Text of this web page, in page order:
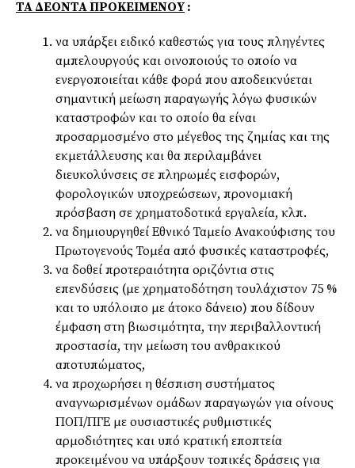
ΤΑ ΔΕΟΝΤΑ ΠΡΟΚΕΙΜΕΝΟΥ :
να υπάρξει ειδικό καθεστώς για τους πληγέντες
αμπελουργούς και οινοποιούς το οποίο να
ενεργοποιείται κάθε φορά που αποδεικνύεται
σημαντική μείωση παραγωγής λόγω φυσικών
καταστροφών και το οποίο θα είναι
προσαρμοσμένο στο μέγεθος της ζημίας και της
εκμετάλλευσης και θα περιλαμβάνει
διευκολύνσεις σε πληρωμές εισφορών,
φορολογικών υποχρεώσεων, προνομιακή
πρόσβαση σε χρηματοδοτικά εργαλεία, κλπ.
να δημιουργηθεί Εθνικό Ταμείο Ανακούφισης του
Πρωτογενούς Τομέα από φυσικές καταστροφές,
να δοθεί προτεραιότητα οριζόντια στις
επενδύσεις (με χρηματοδότηση τουλάχιστον 75 %
και το υπόλοιπο με άτοκο δάνειο) που δίδουν
έμφαση στη βιωσιμότητα, την περιβαλλοντική
προστασία, την μείωση του ανθρακικού
αποτυπώματος,
να προχωρήσει η θέσπιση συστήματος
αναγνωρισμένων ομάδων παραγωγών για οίνους
ΠΟΠ/ΠΓΕ με ουσιαστικές ρυθμιστικές
αρμοδιότητες και υπό κρατική εποπτεία
προκειμένου να υπάρξουν τοπικές δράσεις για